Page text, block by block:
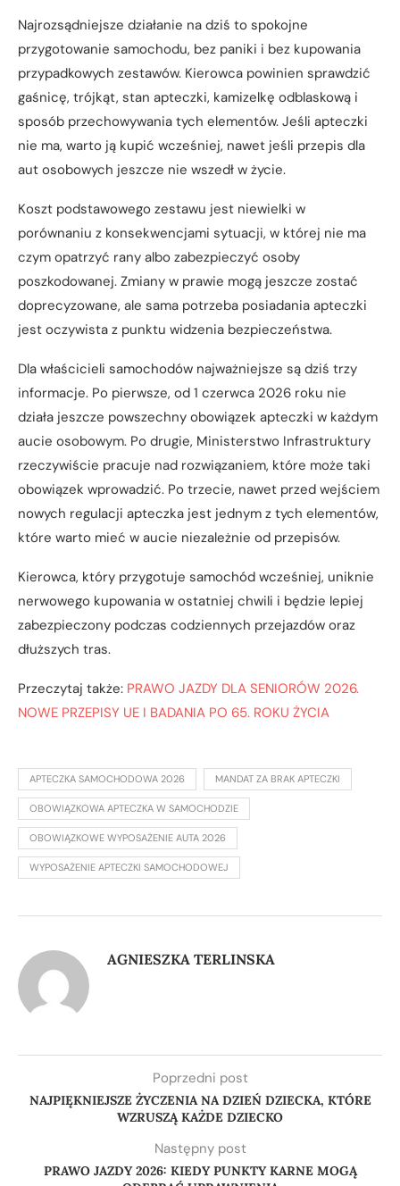
Najrozsądniejsze działanie na dziś to spokojne
przygotowanie samochodu, bez paniki i bez kupowania
przypadkowych zestawów. Kierowca powinien sprawdzić
gaśnicę, trójkąt, stan apteczki, kamizelkę odblaskową i
sposób przechowywania tych elementów. Jeśli apteczki
nie ma, warto ją kupić wcześniej, nawet jeśli przepis dla
aut osobowych jeszcze nie wszedł w życie.
Koszt podstawowego zestawu jest niewielki w
porównaniu z konsekwencjami sytuacji, w której nie ma
czym opatrzyć rany albo zabezpieczyć osoby
poszkodowanej. Zmiany w prawie mogą jeszcze zostać
doprecyzowane, ale sama potrzeba posiadania apteczki
jest oczywista z punktu widzenia bezpieczeństwa.
Dla właścicieli samochodów najważniejsze są dziś trzy
informacje. Po pierwsze, od 1 czerwca 2026 roku nie
działa jeszcze powszechny obowiązek apteczki w każdym
aucie osobowym. Po drugie, Ministerstwo Infrastruktury
rzeczywiście pracuje nad rozwiązaniem, które może taki
obowiązek wprowadzić. Po trzecie, nawet przed wejściem
nowych regulacji apteczka jest jednym z tych elementów,
które warto mieć w aucie niezależnie od przepisów.
Kierowca, który przygotuje samochód wcześniej, uniknie
nerwowego kupowania w ostatniej chwili i będzie lepiej
zabezpieczony podczas codziennych przejazdów oraz
dłuższych tras.
Przeczytaj także: PRAWO JAZDY DLA SENIORÓW 2026.
NOWE PRZEPISY UE I BADANIA PO 65. ROKU ŻYCIA
APTECZKA SAMOCHODOWA 2026 MANDAT ZA BRAK APTECZKI
OBOWIĄZKOWA APTECZKA W SAMOCHODZIE
OBOWIĄZKOWE WYPOSAŻENIE AUTA 2026
WYPOSAŻENIE APTECZKI SAMOCHODOWEJ
AGNIESZKA TERLINSKA
Poprzedni post
NAJPIĘKNIEJSZE ŻYCZENIA NA DZIEŃ DZIECKA, KTÓRE
WZRUSZĄ KAŻDE DZIECKO
Następny post
PRAWO JAZDY 2026: KIEDY PUNKTY KARNE MOGĄ